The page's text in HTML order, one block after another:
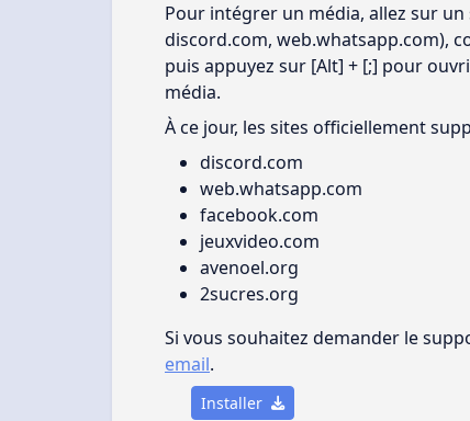
Pour intégrer un média, allez sur
discord.com, web.whatsapp.com),
puis appuyez sur [Alt] + [;] pour
média.
À ce jour, les sites officiellement
discord.com
web.whatsapp.com
facebook.com
jeuxvideo.com
avenoel.org
2sucres.org
Si vous souhaitez demander le
email.
Installer